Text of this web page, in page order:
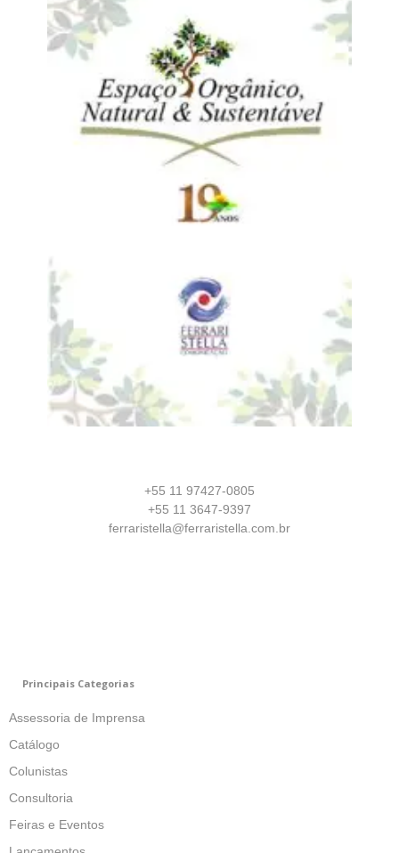
+55 11 97427-0805
+55 11 3647-9397
ferraristella@ferraristella.com.br
Principais Categorias
Assessoria de Imprensa
Catálogo
Colunistas
Consultoria
Feiras e Eventos